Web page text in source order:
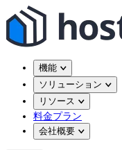
機能
ソリューション
リソース
料金プラン
会社概要